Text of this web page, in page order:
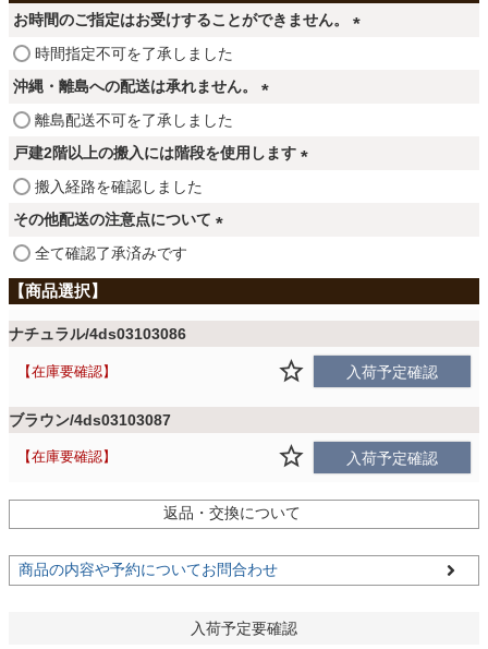
カーテン
ラグ
マット
収納用品
生活用品
キッチン用品
家電・照明器具
お時間のご指定はお受けすることができません。
時間指定不可を了承しました
沖縄・離島への配送は承れません。
必
離島配送不可を了承しました
戸建2階以上の搬入には階段を使用します
搬入経路を確認しました
その他配送の注意点について
必
須
)
全て確認了承済みです
ナチュラル/4ds03103086
在庫要確認 入荷予定確認
ブラウン/4ds03103087
在庫要確認 入荷予定確認
返品・交換について
商品の内容や予約についてお問合わせ
入荷予定要確認